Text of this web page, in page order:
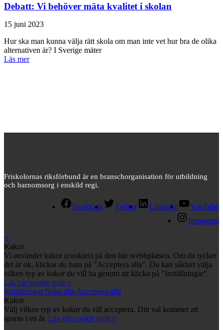
Debatt: Vi behöver mäta kvalitet i skolan
15 juni 2023
Hur ska man kunna välja rätt skola om man inte vet hur bra de olika
alternativen är? I Sverige mäter
Läs mer
Friskolornas riksförbund är en branschorganisation för utbildning
och barnomsorg i enskild regi.
Facebook Twitter LinkedIn
YouTube
Instagram
×
Kakor
Vi använder kakor (cookies) på den här webbplatsen. Om du tycker
det är ok, klickar du bara på "Acceptera alla". Du kan såklart välja
vilken typ av kakor du vill ha genom att klicka på "Inställningar".
Läs vår cookie policy
InställningarNeka alla Acceptera alla
Kakor
Välj vilken typ av kakor du vill acceptera. Ditt val kommer att
sparas i ett år. Läs vår cookie policy